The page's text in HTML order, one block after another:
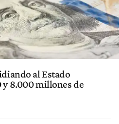
al Estado
y 8.000 millones de